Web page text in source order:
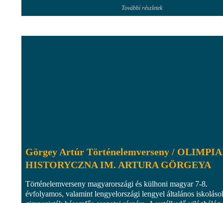
További részletek
Görgey Artúr Történelemverseny /
HISTORYCZNA IM. ARTURA GÖRGEYA
Történelemverseny magyarországi és külhoni magyar 7-8.
évfolyamos, valamint lengyelországi lengyel általános